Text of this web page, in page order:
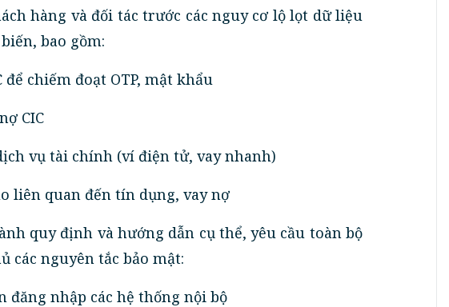
hàng và đối tác trước các nguy cơ lộ lọt dữ liệu
bao gồm:
để chiếm đoạt OTP, mật khẩu
CIC
vụ tài chính (ví điện tử, vay nhanh)
liên quan đến tín dụng, vay nợ
quy định và hướng dẫn cụ thể, yêu cầu toàn bộ
các nguyên tắc bảo mật:
đăng nhập các hệ thống nội bộ